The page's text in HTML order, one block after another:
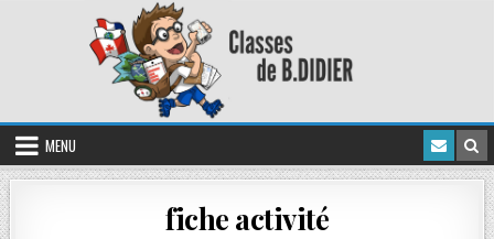
MENU
fiche activité